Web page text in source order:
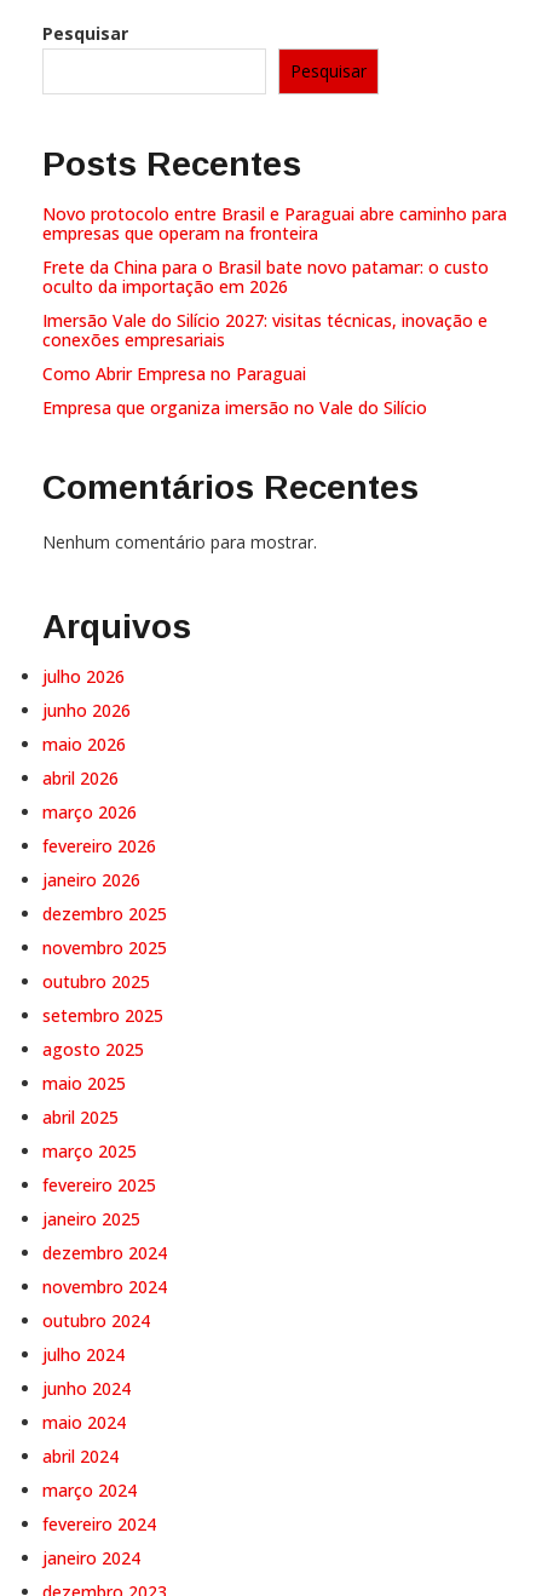
Pesquisar
Pesquisar
Posts Recentes
Novo protocolo entre Brasil e Paraguai abre caminho para
empresas que operam na fronteira
Frete da China para o Brasil bate novo patamar: o custo
oculto da importação em 2026
Imersão Vale do Silício 2027: visitas técnicas, inovação e
conexões empresariais
Como Abrir Empresa no Paraguai
Empresa que organiza imersão no Vale do Silício
Comentários Recentes
Nenhum comentário para mostrar.
Arquivos
julho 2026
junho 2026
maio 2026
abril 2026
março 2026
fevereiro 2026
janeiro 2026
dezembro 2025
novembro 2025
outubro 2025
setembro 2025
agosto 2025
maio 2025
abril 2025
março 2025
fevereiro 2025
janeiro 2025
dezembro 2024
novembro 2024
outubro 2024
julho 2024
junho 2024
maio 2024
abril 2024
março 2024
fevereiro 2024
janeiro 2024